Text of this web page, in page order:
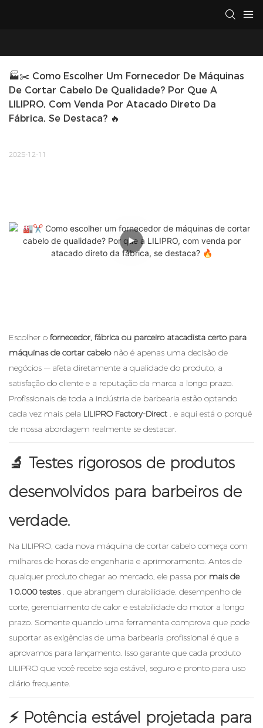
🏭✂️ Como Escolher Um Fornecedor De Máquinas
De Cortar Cabelo De Qualidade? Por Que A
LILIPRO, Com Venda Por Atacado Direto Da
Fábrica, Se Destaca? 🔥
2025-12-11
Escolher o fornecedor, fábrica ou parceiro atacadista certo para
máquinas de cortar cabelonão é apenas uma decisão de
negócios — afeta diretamente a qualidade do produto, a
satisfação do cliente e a reputação da marca a longo prazo.
Profissionais de toda a indústria de barbearia estão optando
cada vez mais pela LILIPRO Factory-Direct , e aqui está o porquê
de nossa abordagem realmente se destacar.
🔬 Testes rigorosos de produtos
desenvolvidos para barbeiros de
verdade.
Na LILIPRO, cada nova máquina de cortar cabelo começa com
milhares de horas de engenharia e aprimoramento. Antes de
qualquer produto chegar ao mercado, ele passa por mais de
10.000 testes, que abrangem durabilidade, desempenho de
corte, gerenciamento de calor e estabilidade do motor a longo
prazo. Somente quando uma ferramenta comprova que pode
suportar as exigências de uma barbearia profissional é que a
aprovamos para lançamento. Isso garante que cada produto
LILIPRO que você recebe seja estável, seguro e pronto para uso
diário frequente.
⚡ Potência estável projetada para